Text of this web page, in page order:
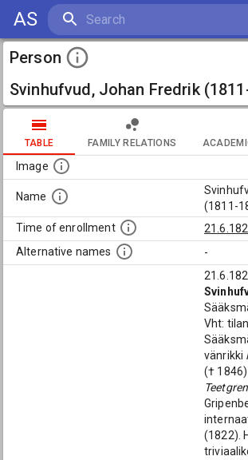
AS
Person
Svinhufvud, Johan Fredrik
TABLE FAMILY RELATIONS
Image
Name
(1811-
Time of enrollment
Alternative names
-
Vht:
vänrikki
(† 1846)
Teetgren
(1822).